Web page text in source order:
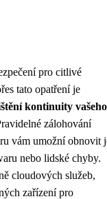
pro citlivé
tato opatření je
kontinuity vašeho
zálohování
vám umožní obnovit
nebo lidské chyby.
cloudových služeb,
zařízení pro